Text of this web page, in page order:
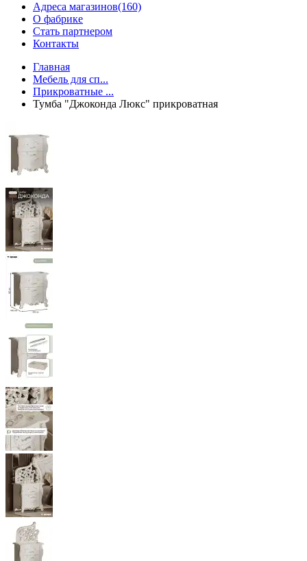
Адреса магазинов(160)
О фабрике
Стать партнером
Контакты
Главная
Мебель для сп...
Прикроватные ...
Тумба "Джоконда Люкс" прикроватная